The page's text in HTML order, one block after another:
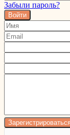
Забыли пароль?
Войти